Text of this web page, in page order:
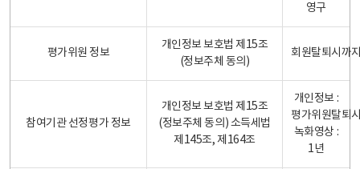
영구
평가위원 정보
개인정보 보호법 제15조
(정보주체 동의)
회원탈퇴시까
참여기관 선정평가 정보
개인정보 보호법 제15조
(정보주체 동의) 소득세법
제145조, 제164조
개인정보 :
평가위원탈퇴
녹화영상 :
1년